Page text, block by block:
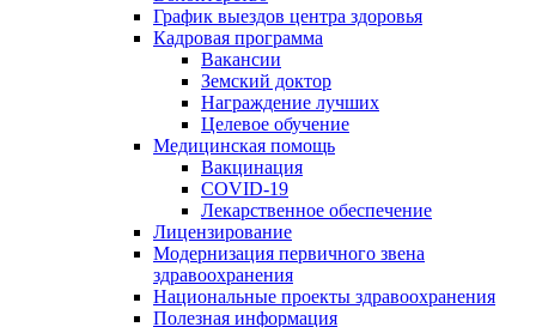
График выездов центра здоровья
Кадровая программа
Вакансии
Земский доктор
Награждение лучших
Целевое обучение
Медицинская помощь
Вакцинация
COVID-19
Лекарственное обеспечение
Лицензирование
Модернизация первичного звена
здравоохранения
Национальные проекты здравоохранения
Полезная информация